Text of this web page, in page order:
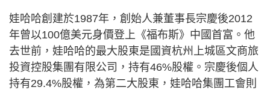
娃哈哈創建於1987年，創始人兼董事長宗慶後2012
年曾以100億美元身價登上《福布斯》中國首富。他
去世前，娃哈哈的最大股東是國資杭州上城區文商旅
投資控股集團有限公司，持有46%股權。宗慶後個人
持有29.4%股權，為第二大股東，娃哈哈集團工會則